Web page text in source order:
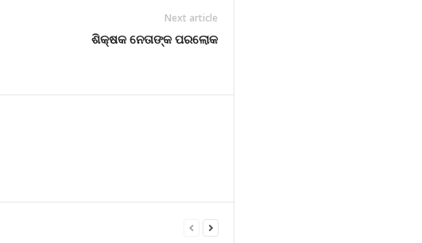
Next article
ଶିକ୍ଷକ ନେତାଙ୍କ ପରଲୋକ